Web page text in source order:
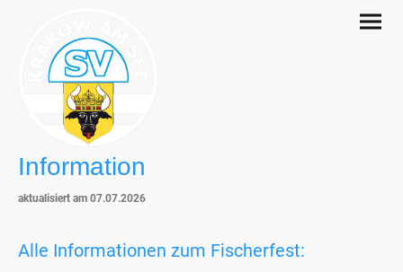
Information
aktualisiert am 07.07.2026
Alle Informationen zum Fischerfest: